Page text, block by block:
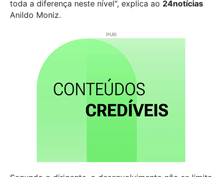
toda a diferença neste nível", explica ao 24notícias
Anildo Moniz.